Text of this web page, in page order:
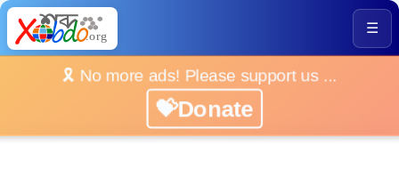
☰
🎗️ No more ads! Please support us ...
💝Donate